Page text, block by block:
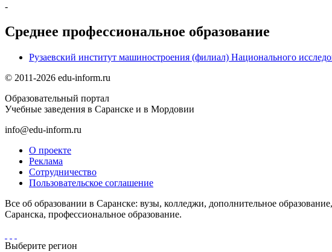
-
Среднее профессиональное образование
Рузаевский институт машиностроения (филиал) Национального
© 2011-2026 edu-inform.ru
Образовательный портал
Учебные заведения в Саранске и в Мордовии
info@edu-inform.ru
О проекте
Реклама
Сотрудничество
Пользовательское соглашение
Все об образовании в Саранске: вузы, колледжи, дополнительное
Саранска, профессиональное образование.
Выберите регион